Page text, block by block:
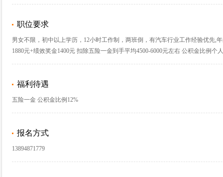
职位要求
男女不限，初中以上学历，12小时工作制，两班倒，有汽车行业工作经验优先,
1880元+绩效奖金1400元 扣除五险一金到手平均4500-6000元左右 公积金比例
福利待遇
五险一金 公积金比例12%
报名方式
13894871779